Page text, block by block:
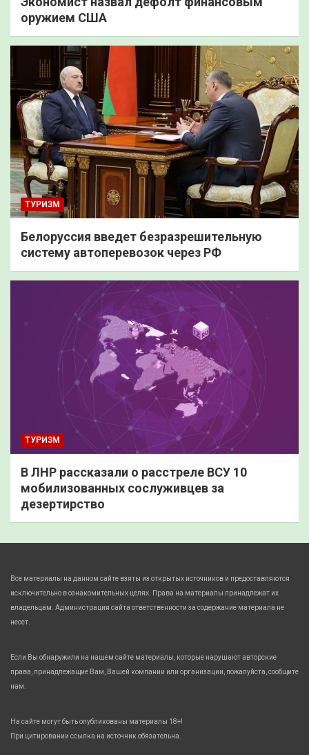
оружием США
ТУРИЗМ
Белоруссия введет безразрешительную
систему автоперевозок через РФ
ТУРИЗМ
В ЛНР рассказали о расстреле ВСУ 10
мобилизованных сослуживцев за
дезертирство
Все материалы на данном сайте взяты из открытых источников и предоставляются
исключительно в ознакомительных целях. Права на материалы принадлежат их
владельцам. Администрация сайта ответственности за содержание материала не
несет.
Если Вы обнаружили на нашем сайте материалы, которые нарушают авторские
права, принадлежащие Вам, Вашей компании или организации, пожалуйста, сообщите
нам.
На сайте могут быть опубликованы материалы 18+!
При цитировании ссылка на источник обязательна.